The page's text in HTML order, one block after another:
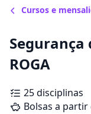
Cursos e
ROGA
25 disciplinas
Bolsas a partir